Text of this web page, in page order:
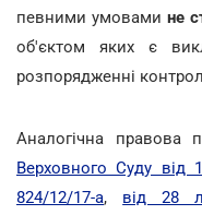
певними умовами не
об'єктом яких є
розпорядженні
Аналогічна правова
Верховного Суду від
824/12/17-а, від 28